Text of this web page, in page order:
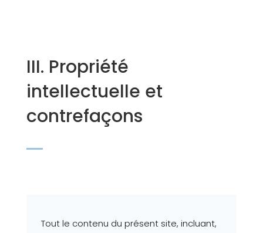
III. Propriété
intellectuelle et
contrefaçons
Tout le contenu du présent site, incluant,